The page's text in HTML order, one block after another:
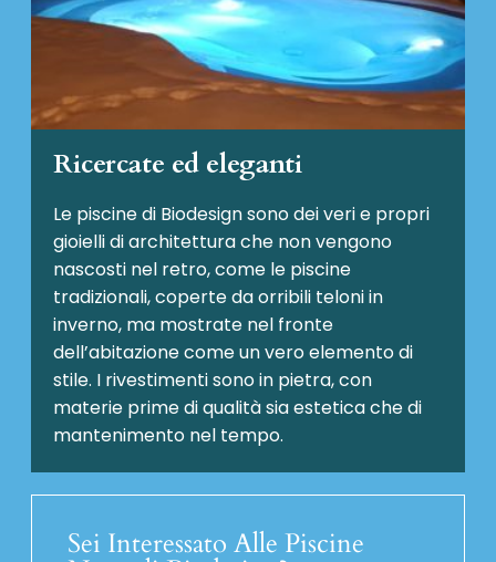
Ricercate ed eleganti
Le piscine di Biodesign sono dei veri e propri
gioielli di architettura che non vengono
nascosti nel retro, come le piscine
tradizionali, coperte da orribili teloni in
inverno, ma mostrate nel fronte
dell’abitazione come un vero elemento di
stile. I rivestimenti sono in pietra, con
materie prime di qualità sia estetica che di
mantenimento nel tempo.
Sei Interessato Alle Piscine